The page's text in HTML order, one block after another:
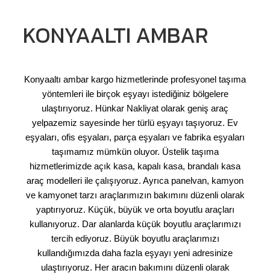
KONYAALTI AMBAR
Konyaaltı ambar kargo hizmetlerinde profesyonel taşıma
yöntemleri ile birçok eşyayı istediğiniz bölgelere
ulaştırıyoruz. Hünkar Nakliyat olarak geniş araç
yelpazemiz sayesinde her türlü eşyayı taşıyoruz. Ev
eşyaları, ofis eşyaları, parça eşyaları ve fabrika eşyaları
taşımamız mümkün oluyor. Üstelik taşıma
hizmetlerimizde açık kasa, kapalı kasa, brandalı kasa
araç modelleri ile çalışıyoruz. Ayrıca panelvan, kamyon
ve kamyonet tarzı araçlarımızın bakımını düzenli olarak
yaptırıyoruz. Küçük, büyük ve orta boyutlu araçları
kullanıyoruz. Dar alanlarda küçük boyutlu araçlarımızı
tercih ediyoruz. Büyük boyutlu araçlarımızı
kullandığımızda daha fazla eşyayı yeni adresinize
ulaştırıyoruz. Her aracın bakımını düzenli olarak